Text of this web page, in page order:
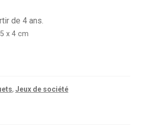
de 4 ans.
x 4 cm
, Jeux de société